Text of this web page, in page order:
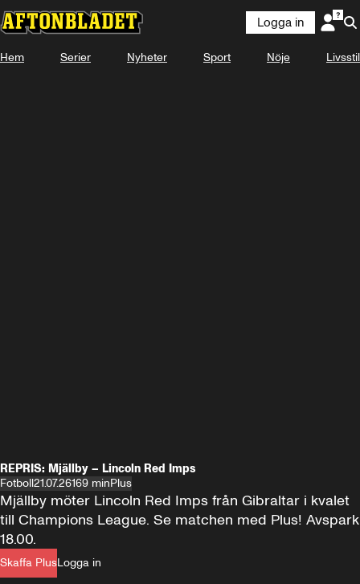
Logga in
Hem Serier Nyheter Sport Nöje Livsstil
REPRIS: Mjällby – Lincoln Red Imps
Fotboll21.07.26169 minPlus
Skaffa PlusLogga in
Mjällby möter Lincoln Red Imps från Gibraltar i kvalet
till Champions League. Se matchen med Plus! Avspark
18.00.